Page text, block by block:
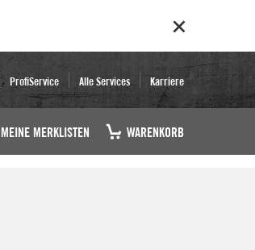
ProfiService Alle Services Karriere
MEINE MERKLISTEN WARENKORB